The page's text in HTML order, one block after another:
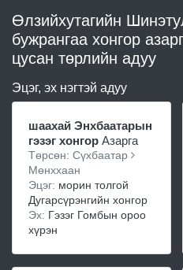
Өлзийхутагийн
бужрангаа хонгор
цусан төрлийн адуу
Эцэг, эх нэгтэй адуу
шаахай Энхбаатарын
гэзэг хонгор Азарга
Төрсөн: Сүхбаатар
Мөнххаан
Эцэг: морин толгой
Дугарсүрэнгийн хонгор
Эх: Гэзэг Гомбын ороо
хүрэн